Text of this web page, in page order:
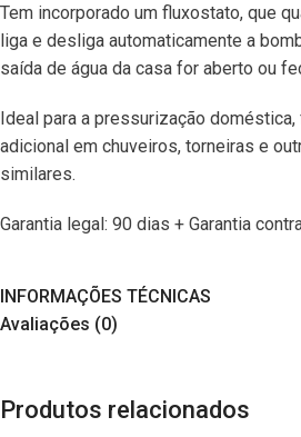
Tem incorporado um fluxostato, que
liga e desliga automaticamente a
saída de água da casa for aberto ou
Ideal para a pressurização
adicional em chuveiros, torneiras e
similares.
Garantia legal: 90 dias + Garantia
INFORMAÇÕES TÉCNICAS
Avaliações (0)
Produtos relacionados